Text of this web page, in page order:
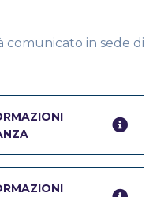
comunicato in sede di